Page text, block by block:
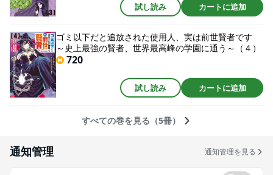
試し読み カートに追加
ゴミ以下だと追放された使用人、実は前世賢者です
～史上最強の賢者、世界最高峰の学園に通う～（４）
720
試し読み カートに追加
すべての巻を見る（5冊）
通知管理 通知管理を見る